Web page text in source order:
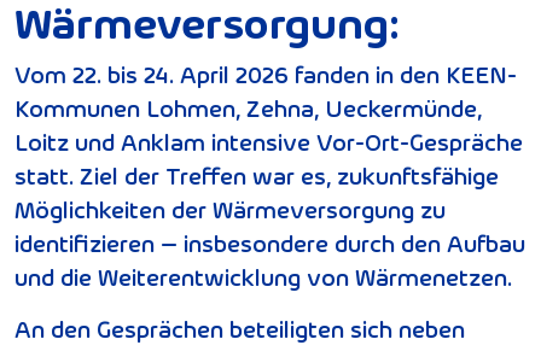
Wärmeversorgung:
Vom 22. bis 24. April 2026 fanden in den KEEN-
Kommunen Lohmen, Zehna, Ueckermünde,
Loitz und Anklam intensive Vor-Ort-Gespräche
statt. Ziel der Treffen war es, zukunftsfähige
Möglichkeiten der Wärmeversorgung zu
identifizieren – insbesondere durch den Aufbau
und die Weiterentwicklung von Wärmenetzen.
An den Gesprächen beteiligten sich neben